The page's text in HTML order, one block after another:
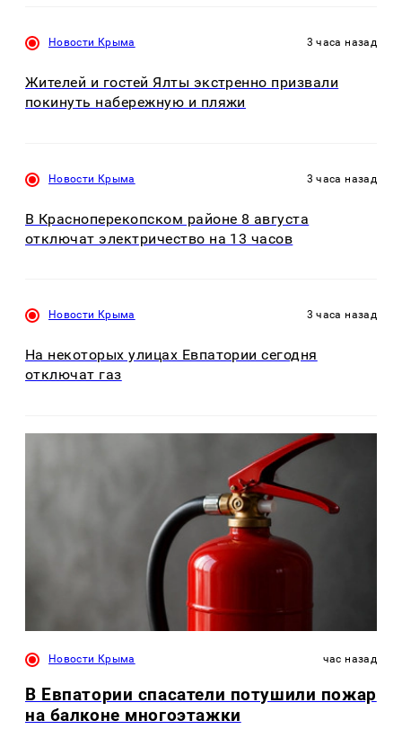
Новости Крыма 3 часа назад
Жителей и гостей Ялты экстренно призвали
покинуть набережную и пляжи
Новости Крыма 3 часа назад
В Красноперекопском районе 8 августа
отключат электричество на 13 часов
Новости Крыма 3 часа назад
На некоторых улицах Евпатории сегодня
отключат газ
Новости Крыма час назад
В Евпатории спасатели потушили пожар
на балконе многоэтажки